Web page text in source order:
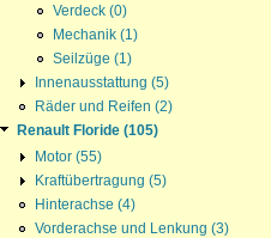
Verdeck (0)
Mechanik (1)
Seilzüge (1)
Innenausstattung (5)
Räder und Reifen (2)
Renault Floride (105)
Motor (55)
Kraftübertragung (5)
Hinterachse (4)
Vorderachse und Lenkung (3)